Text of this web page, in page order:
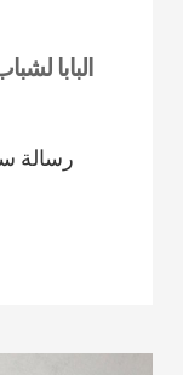
البابا
رسالة